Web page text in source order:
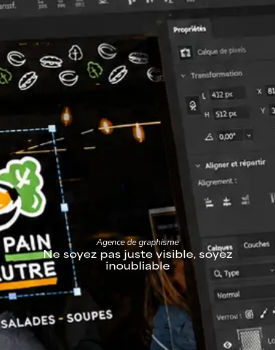
Agence de graphisme
Ne soyez pas juste visible, soyez
inoubliable